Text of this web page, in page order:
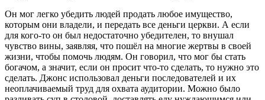
Он мог легко убедить людей продать любое имущество,
которым они владели, и передать все деньги церкви. А если
для кого-то он был недостаточно убедителен, то внушал
чувство вины, заявляя, что пошёл на многие жертвы в своей
жизни, чтобы помочь людям. Он говорил, что мог бы стать
богачом, а значит, если он просит что-то сделать, то нужно это
сделать. Джонс использовал деньги последователей и их
неоплачиваемый труд для охвата аудитории. Можно было